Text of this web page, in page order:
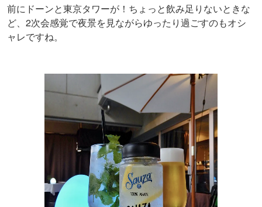
前にドーンと東京タワーが！ちょっと飲み足りないときな
ど、2次会感覚で夜景を見ながらゆったり過ごすのもオシ
ャレですね。